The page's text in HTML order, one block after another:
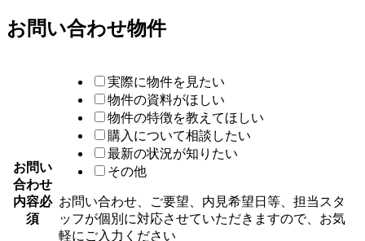
お問い合わせ物件
お問い
合わせ
内容必
須
実際に物件を見たい
物件の資料がほしい
物件の特徴を教えてほしい
購入について相談したい
最新の状況が知りたい
その他
お問い合わせ、ご要望、内見希望日等、担当スタ
ッフが個別に対応させていただきますので、お気
軽にご入力ください